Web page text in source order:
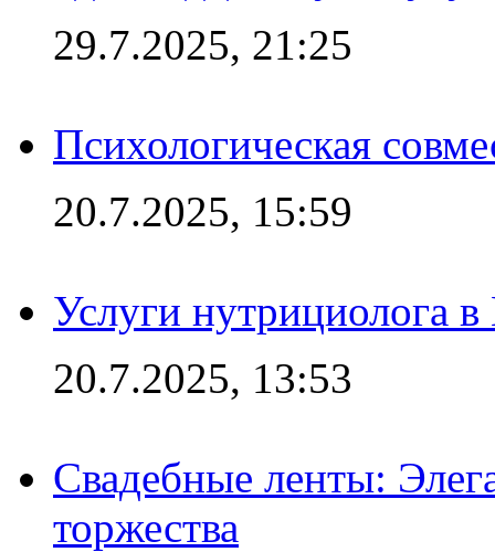
29.7.2025, 21:25
Психологическая
20.7.2025, 15:59
Услуги нутрициолога
20.7.2025, 13:53
Свадебные ленты:
торжества